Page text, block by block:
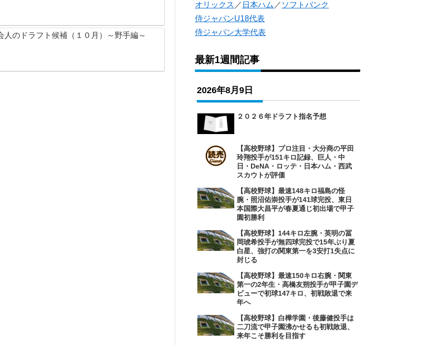
人のドラフト候補（１０月）～野手編～
オリックス ／ 日本ハム ／ ソフトバンク
侍ジャパンU18代表
侍ジャパン大学代表
最新1週間記事
2026年8月9日
２０２６年ドラフト指名予想
【高校野球】プロ注目・大分商の平田
玲翔投手が151キロ記録、巨人・中
日・DeNA・ロッテ・日本ハム・西武
スカウトが評価
【高校野球】最速148キロ福島の怪
腕・照沼佑崇投手が141球完投、東日
本国際大昌平が春夏通じ初出場で甲子
園初勝利
【高校野球】144キロ左腕・英明の冨
岡琥希投手が無四球完投で15年ぶり夏
白星、強打の関東第一を3安打1失点に
封じる
【高校野球】最速150キロ右腕・関東
第一の2年生・高橋友朔投手が甲子園デ
ビューで初球147キロ、初戦敗退で来
年へ
【高校野球】白樺学園・後藤健投手は
二刀流で甲子園沸かせるも初戦敗退、
来年こそ勝利を目指す